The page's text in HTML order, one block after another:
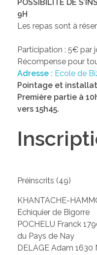
POSSIBILITÉ DE
9H
Les repas sont à
Participation : 5€ par
Récompense pour
Adresse : Ecole de
Pointage et
Première partie à
vers 15h45.
Préinscrits (49)
KHANTACHE-
Echiquier de Bigorre
POCHELU Franck
du Pays de Nay
DELAGE Adam 1630